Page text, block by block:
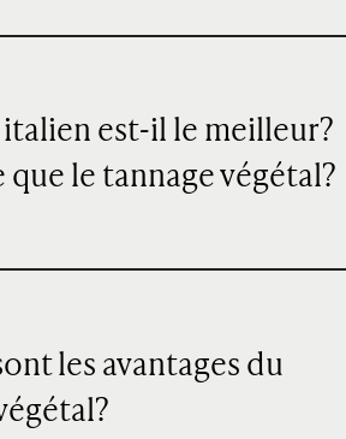
italien est-il le meilleur?
que le tannage végétal?
les avantages du